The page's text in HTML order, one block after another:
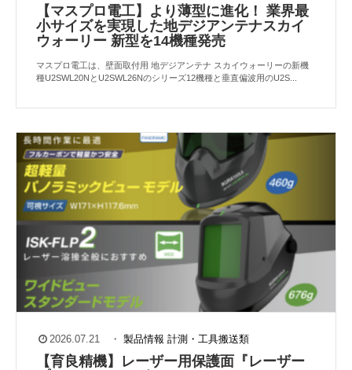
【マスプロ電工】より薄型に進化！ 業界最
小サイズを実現した地デジアンテナスカイ
ウォーリー 新型を14機種発売
マスプロ電工は、壁面取付用 地デジアンテナ スカイウォーリーの新機
種U2SWL20NとU2SWL26Nのシリーズ12機種と垂直偏波用のU2S...
2026.07.21 ・ 製品情報 計測・工具搬送類
【育良精機】レーザー用保護面『レーザー